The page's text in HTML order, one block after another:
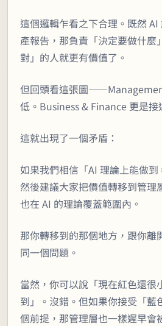
這個邏輯乍看之下合理。既然 AI
產報告，那負責「決定要做什麼
對」的人就更有價值了。
但回頭看這張圖
低。Business & Finance 更是接
這就出現了一個矛盾：
如果我們相信「AI 理論上能做到
然後建議大家把價值轉移到管
也在 AI 的理論覆蓋範圍內。
那你轉移到的那個地方，跟你離
同一個問題。
當然，你可以說「現在紅色還很
到」。沒錯。但如果你接受「藍
個前提，那管理層也一樣遲早會